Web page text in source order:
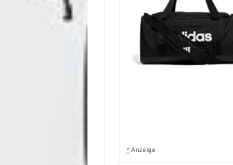
* Anzeige